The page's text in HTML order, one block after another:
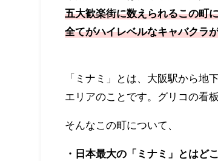
五大歓楽街に数えられるこの町
全てがハイレベルなキャバクラ
「ミナミ」とは、大阪駅から
エリアのことです。グリコの看
そんなこの町について、
・日本最大の「ミナミ」とはど